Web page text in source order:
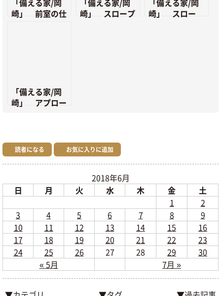
「備える家/岡
崎」 前室の仕
「備える家/岡
崎」 スロープ
「備える家/岡
崎」 スロー
「備える家/岡
崎」 アプロー
読者になる お気に入りに追加
2018年6月
日
月 火 水 木 金 土
« 5月 7月 »
1
2
3
4 5 6 7 8
9
10
11 12 13 14 15
16
17
18 19 20 21 22
23
24
25 26 27 28 29 30